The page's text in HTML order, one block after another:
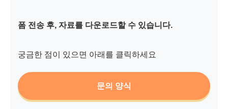
폼 전송 후, 자료를 다운로드할 수 있습니다.
궁금한 점이 있으면 아래를 클릭하세요
문의 양식